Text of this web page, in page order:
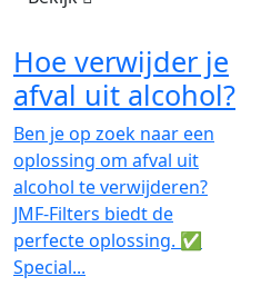
Hoe verwijder je
afval uit alcohol?
Ben je op zoek naar een
oplossing om afval uit
alcohol te verwijderen?
JMF-Filters biedt de
perfecte oplossing. ✅
Special...